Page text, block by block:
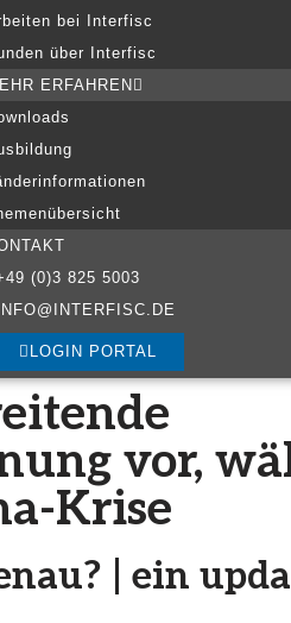
bei Interfisc
über Interfisc
ERFAHREN
(0)3 825 5003
INFO@INTERFISC.DE
LOGIN PORTAL
vor,
Krise
| ein